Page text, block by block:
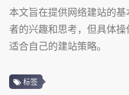
本文旨在提供网络建站的
者的兴趣和思考，但具体
适合自己的建站策略。
标签